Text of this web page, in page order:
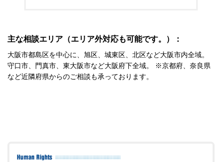
主な相談エリア（エリア外対応も可能です。）：
大阪市都島区を中心に、旭区、城東区、北区など大阪市内全域。
守口市、門真市、東大阪市など大阪府下全域。 ※京都府、奈良県
など近隣府県からのご相談も承っております。